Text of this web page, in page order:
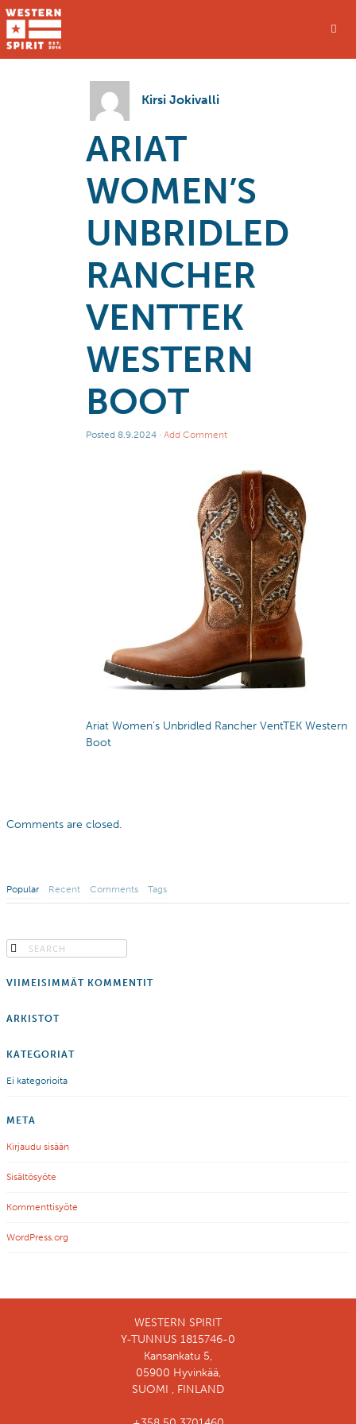
Kirsi Jokivalli
ARIAT
WOMEN’S
UNBRIDLED
RANCHER
VENTTEK
WESTERN
BOOT
Posted 8.9.2024 · Add Comment
Ariat Women’s Unbridled Rancher VentTEK Western
Boot
Comments are closed.
Popular Recent Comments Tags
VIIMEISIMMÄT KOMMENTIT
ARKISTOT
KATEGORIAT
Ei kategorioita
META
Kirjaudu sisään
Sisältösyöte
Kommenttisyöte
WordPress.org
WESTERN SPIRIT
Y-TUNNUS 1815746-0
Kansankatu 5,
05900 Hyvinkää,
SUOMI , FINLAND